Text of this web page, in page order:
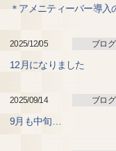
＊アメニティーバー導入
2025/12/05 ブログ
12月になりました
2025/09/14 ブログ
9月も中旬…